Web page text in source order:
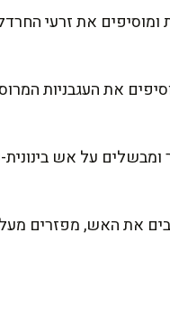
ומוסיפים את זרעי
את העגבניות
מסאלה, מערבבים היטב ומבשלים עוד 5 דקות. מכבים את